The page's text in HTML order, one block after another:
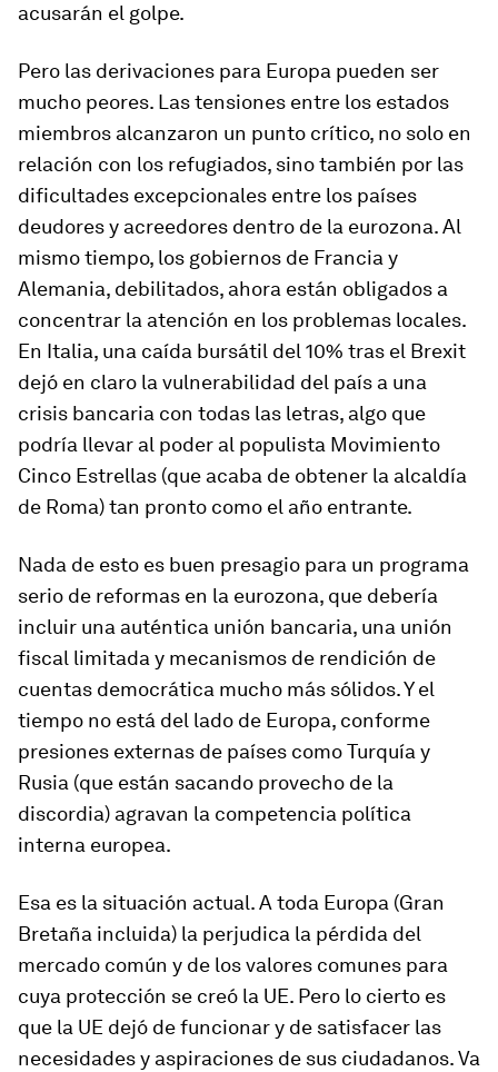
acusarán el golpe.
Pero las derivaciones para Europa pueden ser
mucho peores. Las tensiones entre los estados
miembros alcanzaron un punto crítico, no solo en
relación con los refugiados, sino también por las
dificultades excepcionales entre los países
deudores y acreedores dentro de la eurozona. Al
mismo tiempo, los gobiernos de Francia y
Alemania, debilitados, ahora están obligados a
concentrar la atención en los problemas locales.
En Italia, una caída bursátil del 10% tras el Brexit
dejó en claro la vulnerabilidad del país a una
crisis bancaria con todas las letras, algo que
podría llevar al poder al populista Movimiento
Cinco Estrellas (que acaba de obtener la alcaldía
de Roma) tan pronto como el año entrante.
Nada de esto es buen presagio para un programa
serio de reformas en la eurozona, que debería
incluir una auténtica unión bancaria, una unión
fiscal limitada y mecanismos de rendición de
cuentas democrática mucho más sólidos. Y el
tiempo no está del lado de Europa, conforme
presiones externas de países como Turquía y
Rusia (que están sacando provecho de la
discordia) agravan la competencia política
interna europea.
Esa es la situación actual. A toda Europa (Gran
Bretaña incluida) la perjudica la pérdida del
mercado común y de los valores comunes para
cuya protección se creó la UE. Pero lo cierto es
que la UE dejó de funcionar y de satisfacer las
necesidades y aspiraciones de sus ciudadanos. Va